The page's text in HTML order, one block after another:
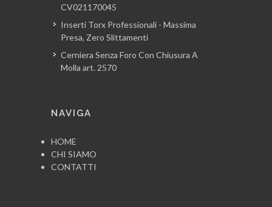
CV021170045
Inserti Torx Professionali - Massima
Presa, Zero Slittamenti
Cerniera Senza Foro Con Chiusura A
Molla art. 2570
NAVIGA
HOME
CHI SIAMO
CONTATTI